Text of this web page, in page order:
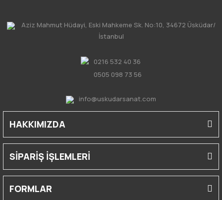
Aziz Mahmut Hüdayi, Eski Mahkeme Sk. No:10, 34672 Üsküdar/
İstanbul
0216 532 40 36
0505 098 73 56
info@uskudarsanat.com
HAKKIMIZDA
SİPARİŞ İŞLEMLERİ
FORMLAR